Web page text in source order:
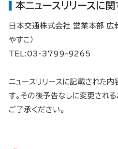
本ニュースリリースに
日本交通株式会社 営業本部 広
やすこ）
TEL:03-3799-9265
ニュースリリースに記載された
す。その後予告なしに変更される
ご了承ください。